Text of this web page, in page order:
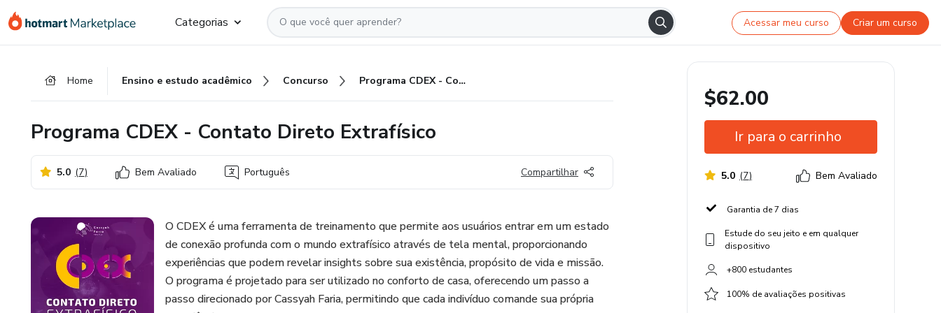
para
para
para
Categorias Acessar meu curso Criar um curso
Home Ensino e estudo acadêmico Concurso Programa CDEX - Contato Direto Extrafísico
Programa CDEX - Contato Direto Extrafísico
5.0 (7) Bem Avaliado Português Compartilhar
O CDEX é uma ferramenta de treinamento que permite aos usuários entrar em um estado
de conexão profunda com o mundo extrafísico através de tela mental, proporcionando
experiências que podem revelar insights sobre sua existência, propósito de vida e missão.
O programa é projetado para ser utilizado no conforto de casa, oferecendo um passo a
passo direcionado por Cassyah Faria, permitindo que cada indivíduo comande sua própria
$62.00
Ir para o carrinho
5.0 (7) Bem Avaliado
Garantia de 7 dias
Estude do seu jeito e em qualquer
dispositivo
+800 estudantes
100% de avaliações positivas